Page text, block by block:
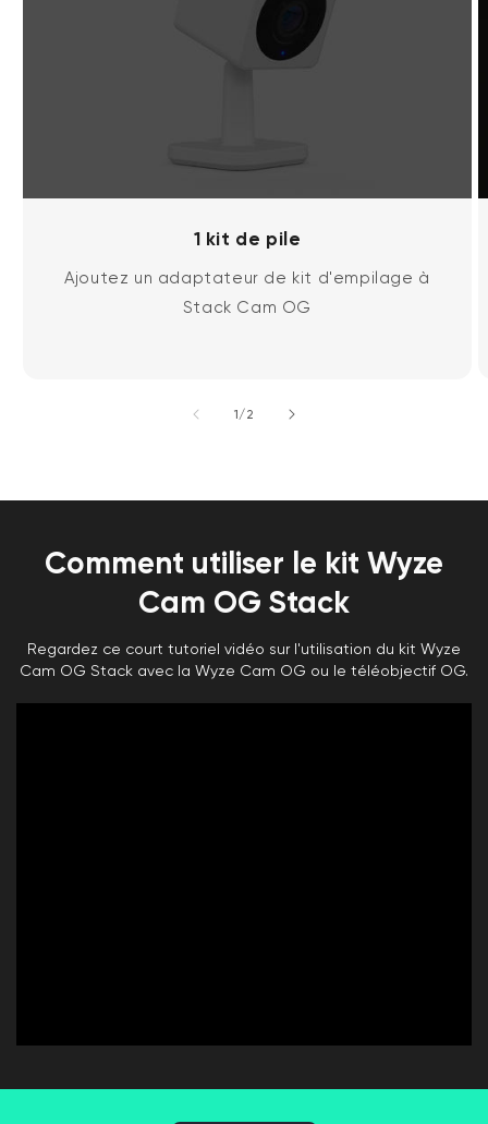
1 kit de pile
Ajoutez un adaptateur de kit d'empilage à
Stack Cam OG
1/de
2
Comment utiliser le kit Wyze
Cam OG Stack
Regardez ce court tutoriel vidéo sur l'utilisation du kit Wyze
Cam OG Stack avec la Wyze Cam OG ou le téléobjectif OG.